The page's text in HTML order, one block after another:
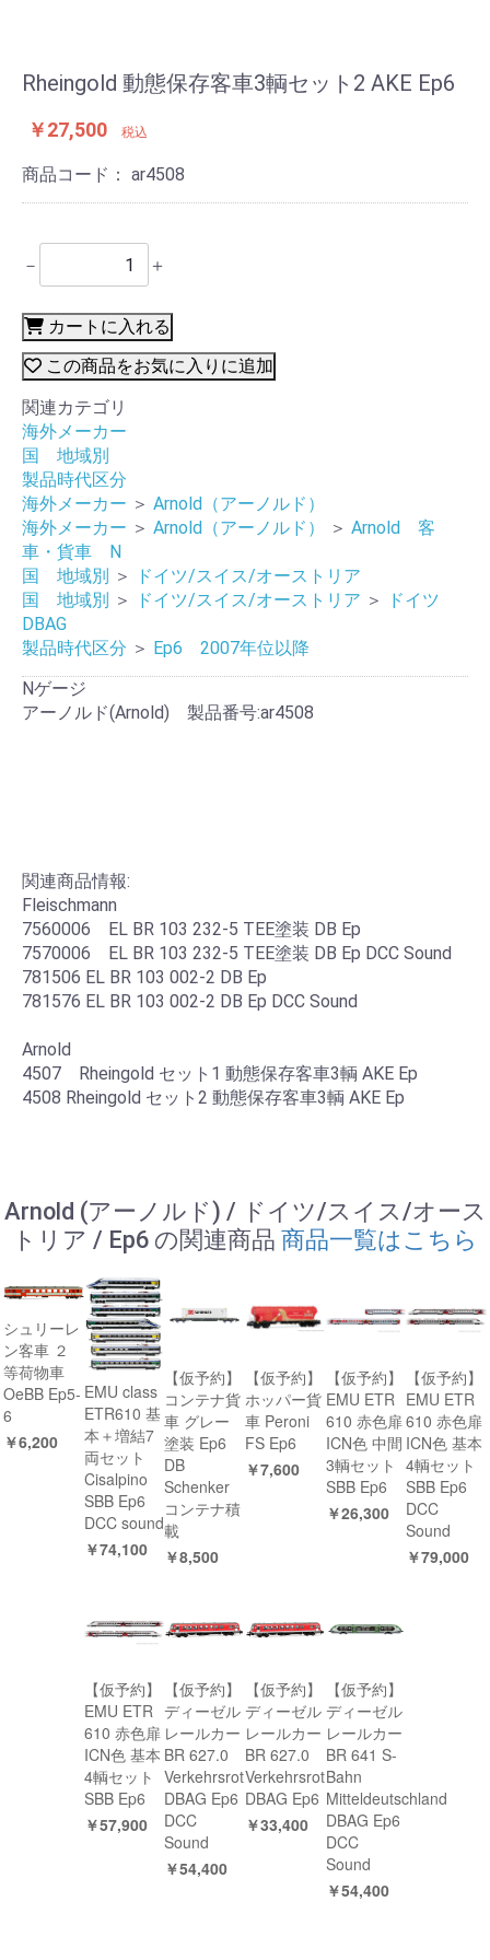
Rheingold 動態保存客車3輌セット2 AKE Ep6
￥27,500 税込
商品コード： ar4508
－ ＋
カートに入れる
この商品をお気に入りに追加
関連カテゴリ
海外メーカー
国 地域別
製品時代区分
海外メーカー ＞ Arnold（アーノルド）
海外メーカー ＞ Arnold（アーノルド） ＞ Arnold 客
車・貨車 N
国 地域別 ＞
ドイツ/スイス/オーストリア
国 地域別 ＞ ドイツ/スイス/オーストリア ＞
ドイツ
DBAG
製品時代区分 ＞ Ep6 2007年位以降
Nゲージ
アーノルド(Arnold) 製品番号:ar4508
関連商品情報:
Fleischmann
7560006 EL BR 103 232-5 TEE塗装 DB Ep
7570006 EL BR 103 232-5 TEE塗装 DB Ep DCC Sound
781506 EL BR 103 002-2 DB Ep
781576 EL BR 103 002-2 DB Ep DCC Sound
Arnold
4507 Rheingold セット1 動態保存客車3輌 AKE Ep
4508 Rheingold セット2 動態保存客車3輌 AKE Ep
Arnold (アーノルド) / ドイツ/スイス/オース
トリア / Ep6 の関連商品 商品一覧はこちら
シュリーレ
ン客車 ２
等荷物車
OeBB Ep5-
6
￥6,200
EMU class
ETR610 基
本＋増結7
両セット
Cisalpino
SBB Ep6
DCC sound
￥74,100
【仮予約】
コンテナ貨
車 グレー
塗装 Ep6
DB
Schenker
コンテナ積
載
￥8,500
【仮予約】
ホッパー貨
車 Peroni
FS Ep6
￥7,600
【仮予約】
EMU ETR
610 赤色扉
ICN色 中間
3輌セット
SBB Ep6
￥26,300
【仮予約】
EMU ETR
610 赤色扉
ICN色 基本
4輌セット
SBB Ep6
DCC
Sound
￥79,000
【仮予約】
EMU ETR
610 赤色扉
ICN色 基本
4輌セット
SBB Ep6
￥57,900
【仮予約】
ディーゼル
レールカー
BR 627.0
Verkehrsrot
DBAG Ep6
DCC
Sound
￥54,400
【仮予約】
ディーゼル
レールカー
BR 627.0
Verkehrsrot
DBAG Ep6
￥33,400
【仮予約】
ディーゼル
レールカー
BR 641 S-
Bahn
Mitteldeutschland
DBAG Ep6
DCC
Sound
￥54,400